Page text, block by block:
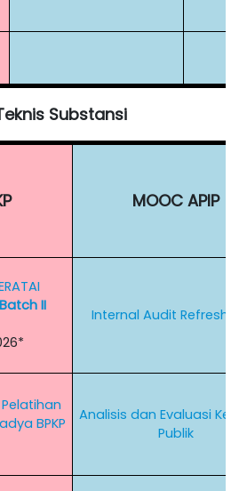
Substansi
MOOC APIP
Batch II
Internal Audit
BPKP
Analisis dan Evaluasi
Publik